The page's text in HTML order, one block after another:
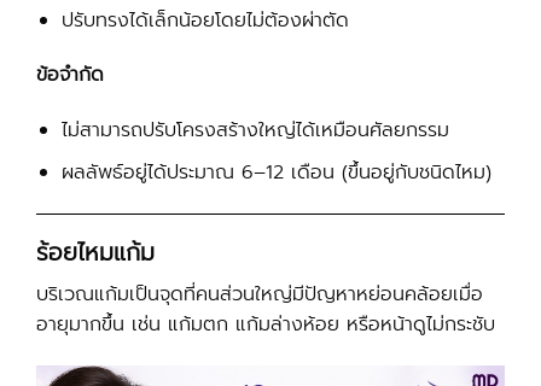
ปรับทรงได้เล็กน้อยโดยไม่ต้องผ่าตัด
ข้อจำกัด
ไม่สามารถปรับโครงสร้างใหญ่ได้เหมือนศัลยกรรม
ผลลัพธ์อยู่ได้ประมาณ 6–12 เดือน (ขึ้นอยู่กับชนิดไหม)
ร้อยไหมแก้ม
บริเวณแก้มเป็นจุดที่คนส่วนใหญ่มีปัญหาหย่อนคล้อยเมื่อ
อายุมากขึ้น เช่น แก้มตก แก้มล่างห้อย หรือหน้าดูไม่กระชับ